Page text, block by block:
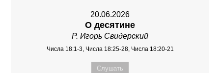
20.06.2026
О десятине
Р. Игорь Свидерский
Числа 18:1-3, Числа 18:25-28, Числа 18:20-21
Слушать